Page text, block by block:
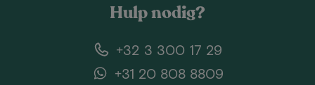
Hulp nodig?
+32 3 300 17 29
+31 20 808 8809